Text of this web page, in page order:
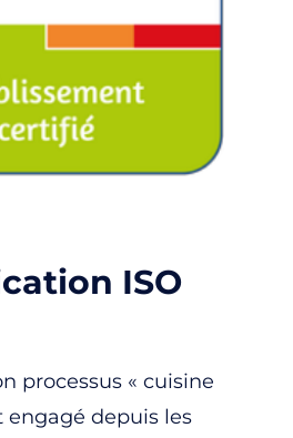
ISO
processus « cuisine
engagé depuis les